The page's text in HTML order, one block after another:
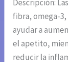
Descripción:
fibra, omega-
ayudar a
el apetito,
reducir la